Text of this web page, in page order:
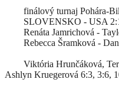
finálový turnaj Pohára-
SLOVENSKO - USA
Renáta Jamrichová -
Rebecca Šramková -
Viktória Hrunčáková,
Ashlyn Kruegerová 6:3, 3:6,